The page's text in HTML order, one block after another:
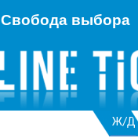
Свобода выбора
Ж/Д